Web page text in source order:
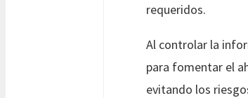
requeridos.
Al controlar la
para fomentar el
evitando los